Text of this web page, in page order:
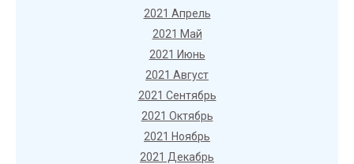
2021 Апрель
2021 Май
2021 Июнь
2021 Август
2021 Сентябрь
2021 Октябрь
2021 Ноябрь
2021 Декабрь